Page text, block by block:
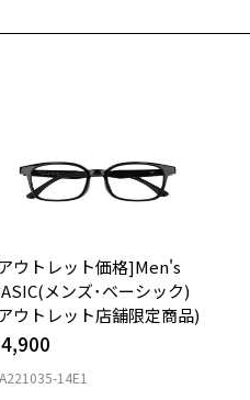
認するには？
リーニングは、全国の
。
だくと、実店舗で度数を測定
交換いただけます。
ウトレット価格]Men's
メンズ･ベーシック)
ウトレット店舗限定商品)
4,900
14E1